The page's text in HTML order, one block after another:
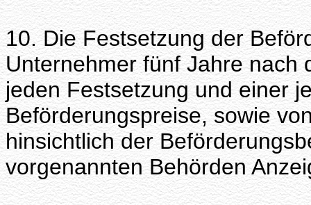
10. Die Festsetzung der
Unternehmer fünf Jahre nach
jeden Festsetzung und einer
Beförderungspreise, sowie
hinsichtlich der
vorgenannten Behörden